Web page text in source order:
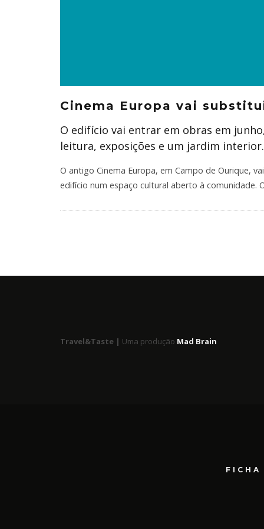
Cinema Europa vai
O edifício vai entrar em obras em
leitura, exposições e um jardim
O antigo Cinema Europa, em Campo de Ourique,
edifício num espaço cultural aberto à comunidade.
Travel&Taste | Uma produção Mad Brain
FICHA